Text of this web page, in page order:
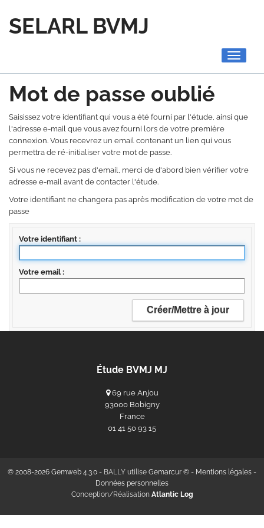
SELARL BVMJ
Toggle
Mot de passe oublié
Saisissez votre identifiant qui vous a été fourni par l'étude, ainsi que
l'adresse e-mail que vous avez fourni lors de votre première
connexion. Vous recevrez un email contenant un lien qui vous
permettra de ré-initialiser votre mot de passe.
Si vous ne recevez pas d'email, merci de d'abord bien vérifier votre
adresse e-mail avant de contacter l'étude.
Votre identifiant ne changera pas après modification de votre mot de
passe
Votre identifiant
Votre email
Étude BVMJ MJ
69 rue Anjou
93000 Bobigny
France
‭01 41 50 93 15‬
© 2008-2026 Gemweb 4.3.0 - BALLY utilise Gemarcur © - Mentions légales -
Données personnelles
Conception/Réalisation Atlantic Log